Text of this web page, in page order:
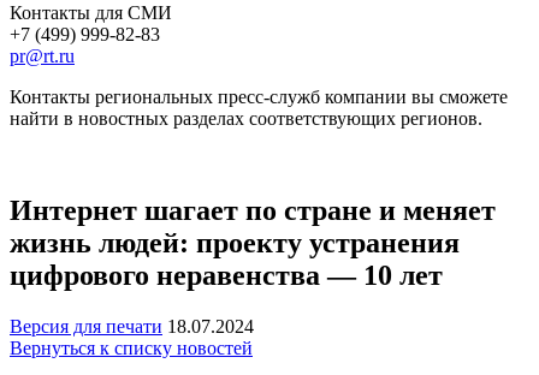
Контакты для СМИ
+7 (499) 999-82-83
pr@rt.ru
Контакты региональных пресс-служб компании вы сможете
найти в новостных разделах соответствующих регионов.
Интернет шагает по стране и меняет
жизнь людей: проекту устранения
цифрового неравенства — 10 лет
Версия для печати 18.07.2024
Вернуться к списку новостей